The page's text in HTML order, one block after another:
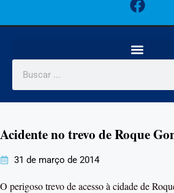
Acidente no trevo de Roque
31 de março de 2014
O perigoso trevo de acesso à cidade de